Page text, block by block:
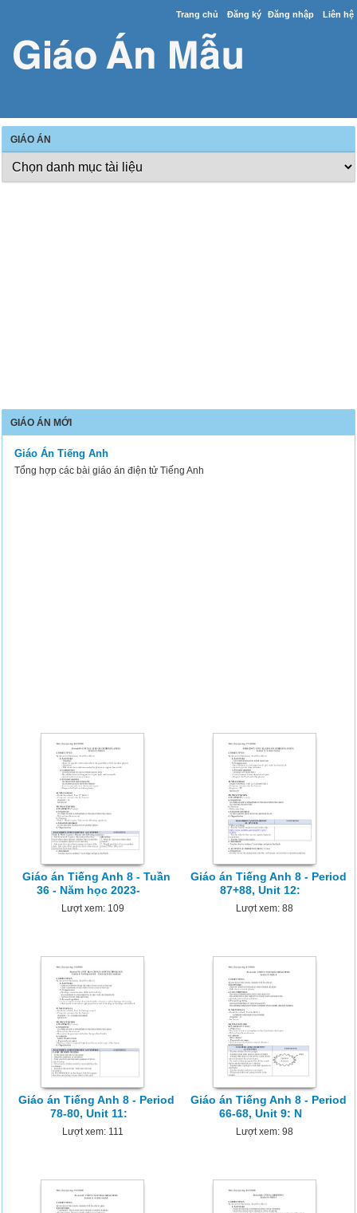
Trang chủ Đăng ký Đăng nhập Liên hệ
GIÁO ÁN
GIÁO ÁN MỚI
Giáo Án Tiếng Anh
Tổng hợp các bài giáo án điện tử Tiếng Anh
Giáo án Tiếng Anh 8 - Tuần
36 - Năm học 2023-
Lượt xem: 109
Giáo án Tiếng Anh 8 - Period
87+88, Unit 12:
Lượt xem: 88
Giáo án Tiếng Anh 8 - Period
78-80, Unit 11:
Lượt xem: 111
Giáo án Tiếng Anh 8 - Period
66-68, Unit 9: N
Lượt xem: 98